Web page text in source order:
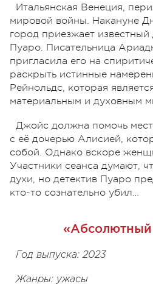
Итальянская Венеция,
мировой войны. Накануне
город приезжает
Пуаро. Писательница
пригласила его на
раскрыть истинные
Рейнольдс, которая
материальным и духовным
Джойс должна помочь
с её дочерью Алисией,
собой. Однако вскоре
Участники сеанса думают,
духи, но детектив Пуаро
кто-то сознательно убил…
Год выпуска: 2023
Жанры: ужасы